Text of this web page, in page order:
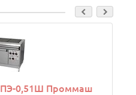
ПЭ-0,51Ш Проммаш